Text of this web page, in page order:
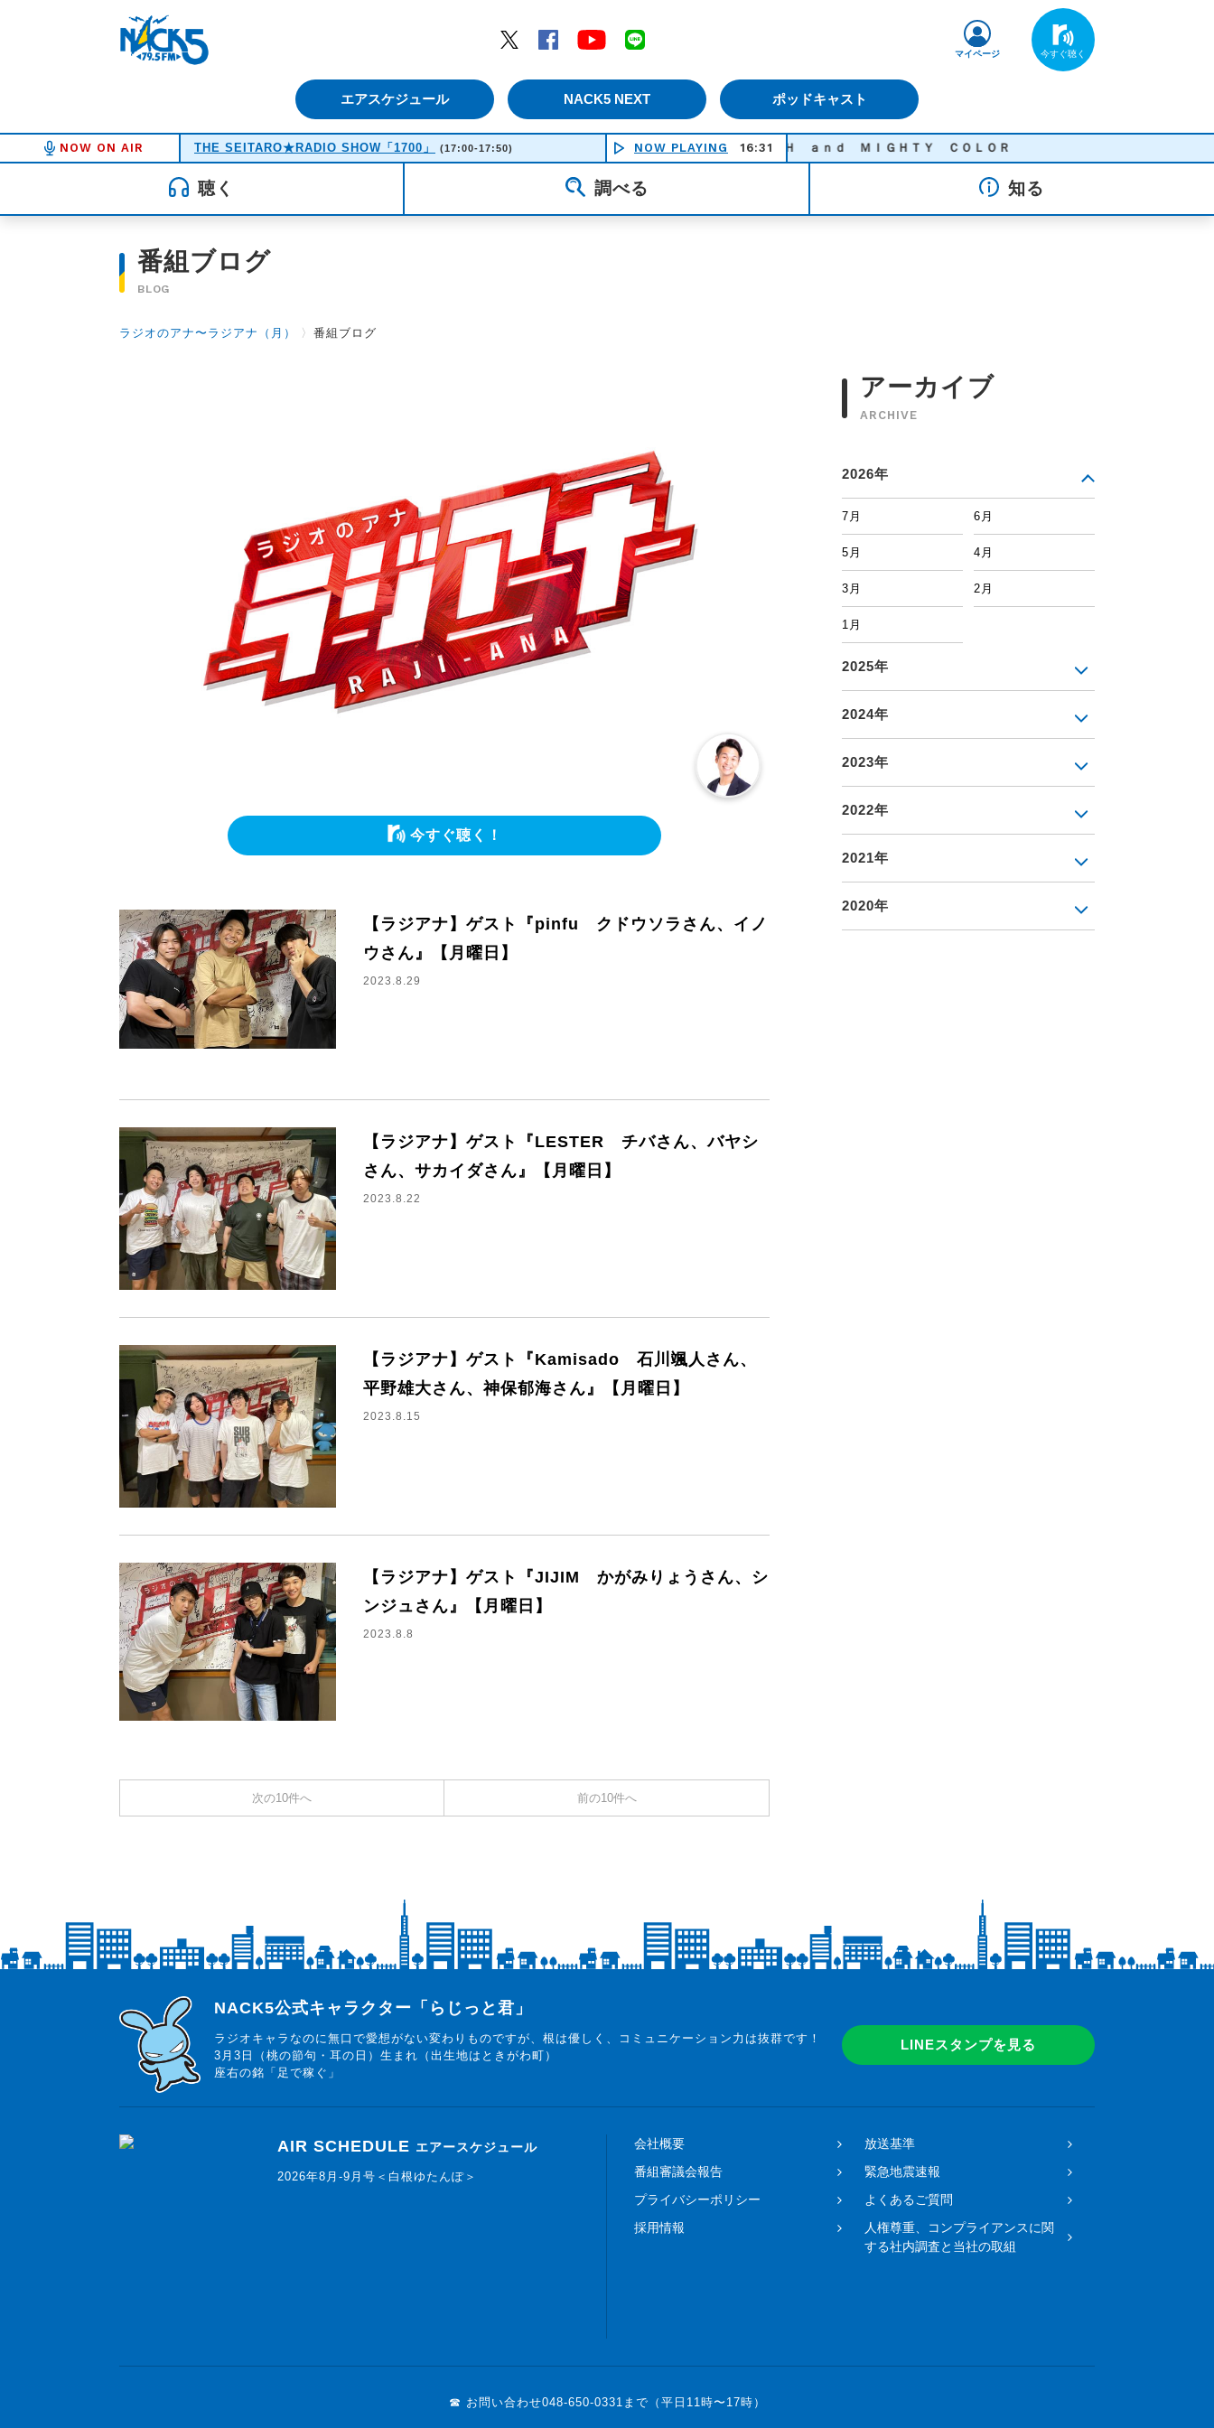
Twitter
Facebook YouTube
エアスケジュール NACK5 NEXT ポッドキャスト
マイページ
NOW ON AIR THE SEITARO★RADIO SHOW「1700」 (17:00-17:50) NOW PLAYING 16:31
ＰＲＩＤＥ - ＨＩＧＨ ａｎｄ ＭＩＧＨＴＹ ＣＯＬＯＲ
聴く 調べる 知る
番組ブログ
BLOG
ラジオのアナ〜ラジアナ（月） 〉 番組ブログ
今すぐ聴く！
【ラジアナ】ゲスト『pinfu クドウソラさん、イノ
ウさん』【月曜日】
2023.8.29
【ラジアナ】ゲスト『LESTER チバさん、バヤシ
さん、サカイダさん』【月曜日】
2023.8.22
【ラジアナ】ゲスト『Kamisado 石川颯人さん、
平野雄大さん、神保郁海さん』【月曜日】
2023.8.15
【ラジアナ】ゲスト『JIJIM かがみりょうさん、シ
ンジュさん』【月曜日】
2023.8.8
次の10件へ 前の10件へ
アーカイブ
ARCHIVE
2026年
7月 6月
5月 4月
3月 2月
1月
2025年
2024年
2023年
2022年
2021年
2020年
らじっと君
NACK5公式キャラクター「らじっと君」
ラジオキャラなのに無口で愛想がない変わりものですが、根は優しく、コミュニケーション力は抜群です！
3月3日（桃の節句・耳の日）生まれ（出生地はときがわ町）
座右の銘「足で稼ぐ」
LINEスタンプを見る
AIR SCHEDULE エアースケジュール
2026年8月-9月号＜白根ゆたんぽ＞
会社概要
放送基準
番組審議会報告
緊急地震速報
プライバシーポリシー
よくあるご質問
採用情報
人権尊重、コンプライアンスに関
する社内調査と当社の取組
☎ お問い合わせ048-650-0331まで（平日11時〜17時）